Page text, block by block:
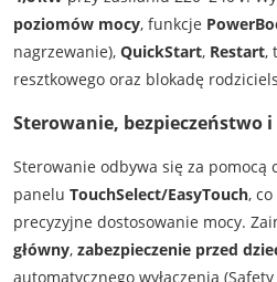
poziomów mocy, funkcje
nagrzewanie), QuickStart, Restart,
resztkowego oraz blokadę
Sterowanie, bezpieczeństwo
Sterowanie odbywa się za pomocą
panelu TouchSelect/EasyTouch,
precyzyjne dostosowanie mocy.
główny, zabezpieczenie przed
automatycznego wyłączenia